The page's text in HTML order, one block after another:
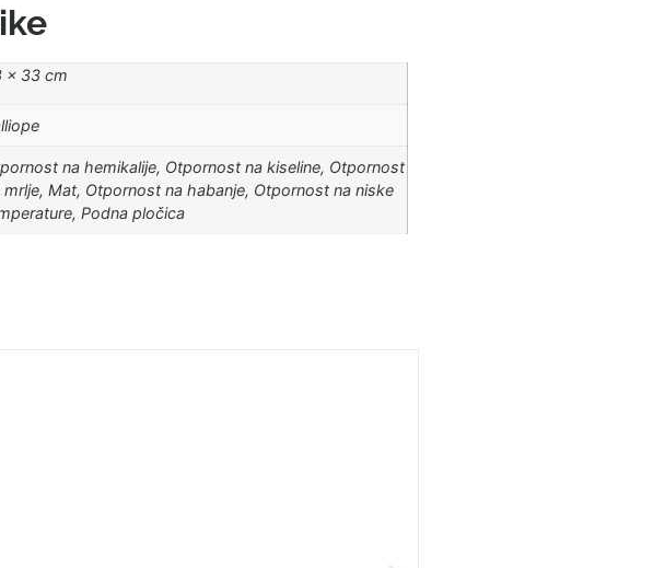
× 33 cm
na hemikalije, Otpornost na kiseline, Otpornost
mrlje, Mat, Otpornost na habanje, Otpornost na niske
Podna pločica